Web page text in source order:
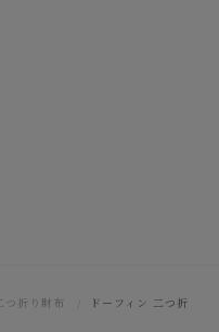
二つ折り財布 ドーフィン 二つ折り